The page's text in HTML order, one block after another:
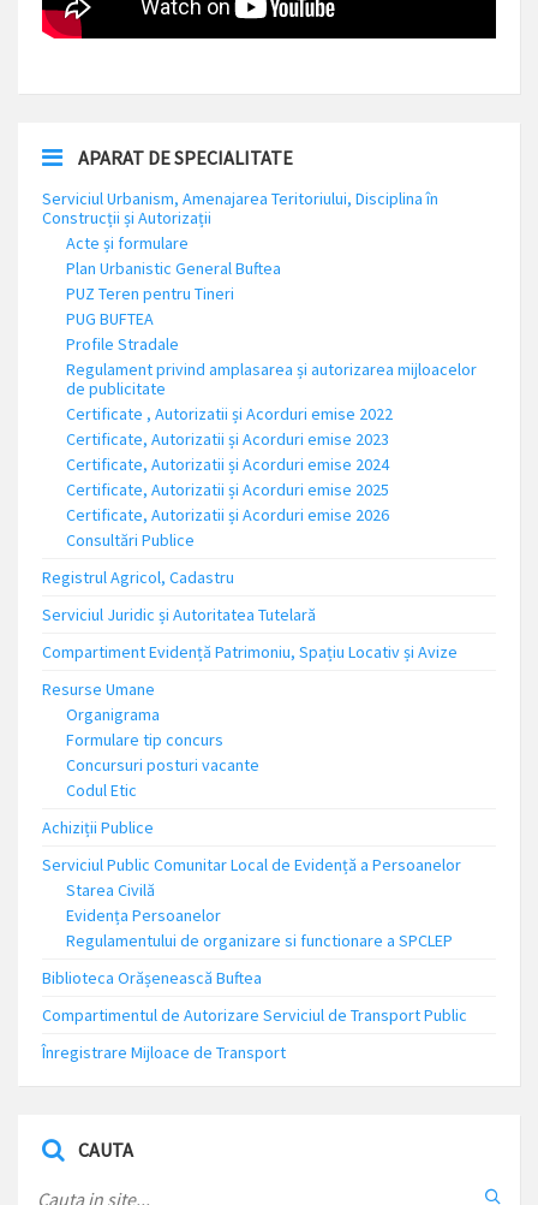
APARAT DE SPECIALITATE
Serviciul Urbanism, Amenajarea Teritoriului, Disciplina în
Construcții și Autorizații
Acte și formulare
Plan Urbanistic General Buftea
PUZ Teren pentru Tineri
PUG BUFTEA
Profile Stradale
Regulament privind amplasarea și autorizarea mijloacelor
de publicitate
Certificate , Autorizatii și Acorduri emise 2022
Certificate, Autorizatii și Acorduri emise 2023
Certificate, Autorizatii și Acorduri emise 2024
Certificate, Autorizatii și Acorduri emise 2025
Certificate, Autorizatii și Acorduri emise 2026
Consultări Publice
Registrul Agricol, Cadastru
Serviciul Juridic și Autoritatea Tutelară
Compartiment Evidență Patrimoniu, Spațiu Locativ și Avize
Resurse Umane
Organigrama
Formulare tip concurs
Concursuri posturi vacante
Codul Etic
Achiziții Publice
Serviciul Public Comunitar Local de Evidență a Persoanelor
Starea Civilă
Evidența Persoanelor
Regulamentului de organizare si functionare a SPCLEP
Biblioteca Orășenească Buftea
Compartimentul de Autorizare Serviciul de Transport Public
Înregistrare Mijloace de Transport
CAUTA